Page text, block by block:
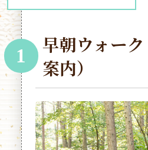
1
早朝ウォー
案内）